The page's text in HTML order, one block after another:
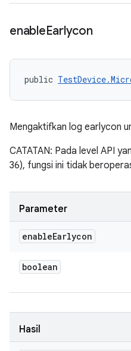
enableEarlycon
public
Mengaktifkan log earlycon
CATATAN: Pada level API
36), fungsi ini tidak
Parameter
enableEarlycon
boolean
Hasil